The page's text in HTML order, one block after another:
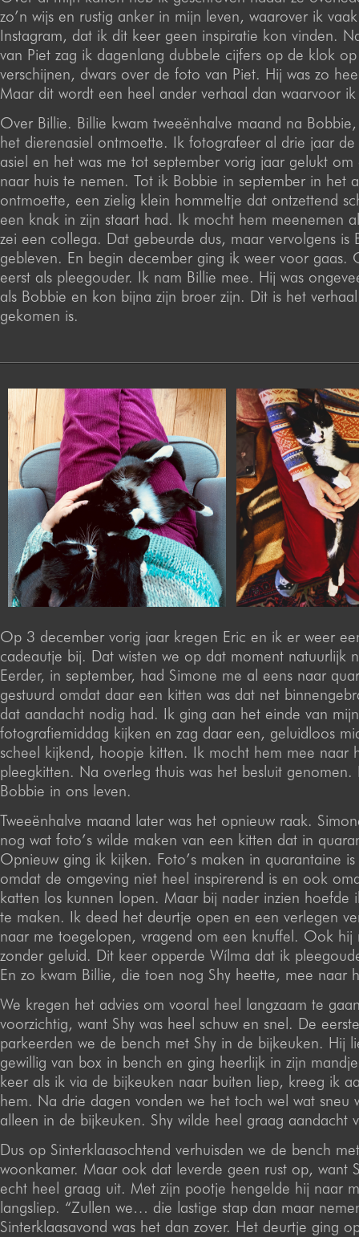
zo’n wijs en rustig anker in mijn leven, waarover ik
Instagram, dat ik dit keer geen inspiratie kon vinden.
van Piet zag ik dagenlang dubbele cijfers op de klok
verschijnen, dwars over de foto van Piet. Hij was zo
Maar dit wordt een heel ander verhaal dan waarvoor
Over Billie. Billie kwam tweeënhalve maand na
het dierenasiel ontmoette. Ik fotografeer al drie jaar
asiel en het was me tot september vorig jaar gelukt
naar huis te nemen. Tot ik Bobbie in september in het
ontmoette, een zielig klein hommeltje dat ontzettend
een knak in zijn staart had. Ik mocht hem meenemen
zei een collega. Dat gebeurde dus, maar vervolgens is
gebleven. En begin december ging ik weer voor gaas.
eerst als pleegouder. Ik nam Billie mee. Hij was
als Bobbie en kon bijna zijn broer zijn. Dit is het
gekomen is.
Op 3 december vorig jaar kregen Eric en ik er weer
cadeautje bij. Dat wisten we op dat moment natuurlijk
Eerder, in september, had Simone me al eens naar
gestuurd omdat daar een kitten was dat net
dat aandacht nodig had. Ik ging aan het einde van mijn
fotografiemiddag kijken en zag daar een, geluidloos
scheel kijkend, hoopje kitten. Ik mocht hem mee naar
pleegkitten. Na overleg thuis was het besluit genomen.
Bobbie in ons leven.
Tweeënhalve maand later was het opnieuw raak.
nog wat foto’s wilde maken van een kitten dat in
Opnieuw ging ik kijken. Foto’s maken in quarantaine
omdat de omgeving niet heel inspirerend is en ook
katten los kunnen lopen. Maar bij nader inzien hoefde
te maken. Ik deed het deurtje open en een verlegen
naar me toegelopen, vragend om een knuffel. Ook hij
zonder geluid. Dit keer opperde Wílma dat ik
En zo kwam Billie, die toen nog Shy heette, mee naar
We kregen het advies om vooral heel langzaam te
voorzichtig, want Shy was heel schuw en snel. De
parkeerden we de bench met Shy in de bijkeuken. Hij
gewillig van box in bench en ging heerlijk in zijn
keer als ik via de bijkeuken naar buiten liep, kreeg ik
hem. Na drie dagen vonden we het toch wel wat sneu
alleen in de bijkeuken. Shy wilde heel graag aandacht
Dus op Sinterklaasochtend verhuisden we de bench
woonkamer. Maar ook dat leverde geen rust op, want
echt heel graag uit. Met zijn pootje hengelde hij naar
langsliep. “Zullen we… die lastige stap dan maar
Sinterklaasavond was het dan zover. Het deurtje ging